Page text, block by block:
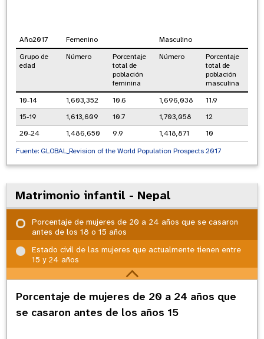
Año2017 Femenino
Masculino
Grupo de
edad
Número
Porcentaje
total de
población
feminina
Número
Porcentaje
total de
población
masculina
10-14
1,603,352 10.6 1,696,038
11.9
15-19
1,613,609 10.7 1,703,058
12
20-24
1,486,650 9.9 1,418,871
10
Fuente: GLOBAL_Revision of the World Population Prospects 2017
Matrimonio infantil - Nepal
Porcentaje de mujeres de 20 a 24 años que se casaron
antes de los 18 o 15 años
Estado civil de las mujeres que actualmente tienen entre
15 y 24 años
Porcentaje de mujeres de 20 a 24 años que
se casaron antes de los años 15